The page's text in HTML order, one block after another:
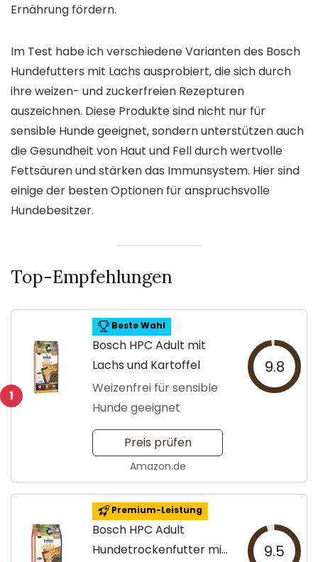
Ernährung fördern.
Im Test habe ich verschiedene Varianten des Bosch
Hundefutters mit Lachs ausprobiert, die sich durch
ihre weizen- und zuckerfreien Rezepturen
auszeichnen. Diese Produkte sind nicht nur für
sensible Hunde geeignet, sondern unterstützen auch
die Gesundheit von Haut und Fell durch wertvolle
Fettsäuren und stärken das Immunsystem. Hier sind
einige der besten Optionen für anspruchsvolle
Hundebesitzer.
Top-Empfehlungen
1
Beste Wahl
Bosch HPC Adult mit
Lachs und Kartoffel
Weizenfrei für sensible
Hunde geeignet
9.8
Preis prüfen
Amazon.de
Premium-Leistung
Bosch HPC Adult
Hundetrockenfutter mit
9.5